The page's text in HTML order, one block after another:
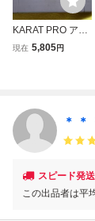
KARAT PRO アク
ションリプレイ A
み 送料無料 1円ス
タート
現在 5,805円
＊ ＊
スピード発送
この出品者は平